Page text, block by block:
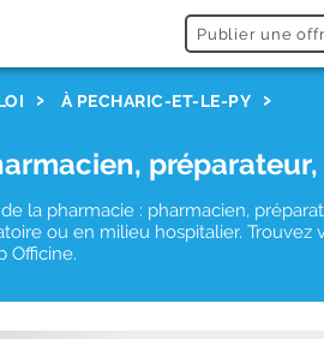
Publier une
À PECHARIC-ET-LE-PY
la pharmacie : pharmacien,
ou en milieu hospitalier.
Officine.